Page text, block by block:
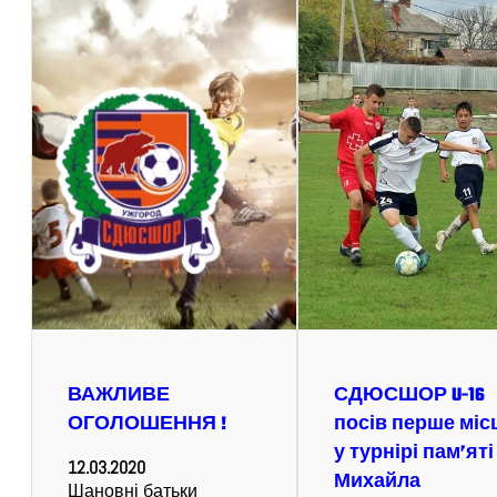
ВАЖЛИВЕ
ОГОЛОШЕННЯ !
12.03.2020
Шановні батьки
СДЮСШОР U-16
посів перше
у турнірі пам’яті
Михайла